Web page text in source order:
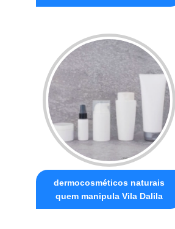
dermocosméticos naturais
quem manipula Vila Dalila